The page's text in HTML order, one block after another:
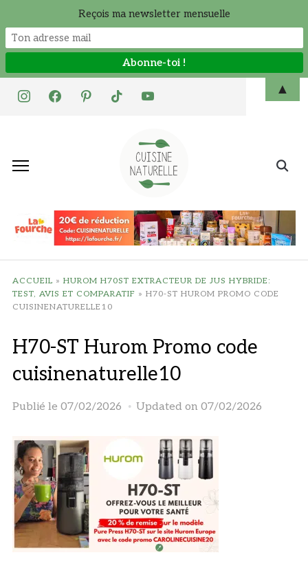
instagramfacebookpinteresttiktok youtube
Search
ACCUEIL » HUROM H70ST EXTRACTEUR DE JUS HYBRIDE:
TEST, AVIS ET COMPARATIF » H70-ST HUROM PROMO CODE
CUISINENATURELLE10
H70-ST Hurom Promo code
cuisinenaturelle10
Publié le 07/02/2026 Updated on 07/02/2026
Reçois ma newsletter mensuelle
▲